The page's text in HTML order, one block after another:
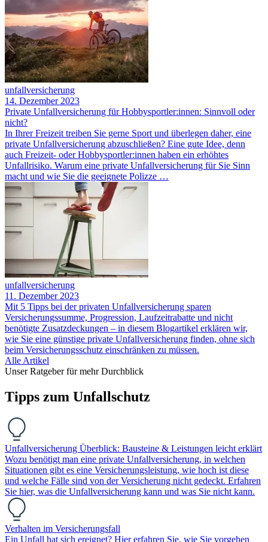
unfallversicherung
14. Dezember 2023
Private Unfallversicherung für Hobbysportler:innen: Sinnvoll oder
nicht?
In Ihrer Freizeit treiben Sie gerne Sport und überlegen daher, eine
private Unfallversicherung abzuschließen? Eine gute Idee, denn
auch Freizeit- oder Hobbysportler:innen haben ein erhöhtes
Unfallrisiko. Warum eine private Unfallversicherung für Sie Sinn
macht und wie Sie die geeignete Polizze …
unfallversicherung
11. Dezember 2023
Mit 5 Tipps bei der privaten Unfallversicherung sparen
Versicherungssumme, Progression, Laufzeitrabatte und nicht
benötigte Zusatzdeckungen – in diesem Blogartikel erklären wir,
wie Sie eine günstige private Unfallversicherung finden, ohne sich
beim Versicherungsschutz einschränken zu müssen.
Alle Artikel
Unser Ratgeber für mehr Durchblick
Tipps zum Unfallschutz
Unfallversicherung Überblick: Bausteine & Leistungen leicht erklärt
Wozu benötigt man eine private Unfallversicherung, in welchen
Situationen gibt es eine Versicherungsleistung, wie hoch ist diese
und welche Fälle sind von der Versicherung nicht gedeckt. Erfahren
Sie hier, was die Unfallversicherung kann und was Sie nicht kann.
Verhalten im Versicherungsfall
Ein Unfall hat sich ereignet? Hier erfahren Sie, wie Sie vorgehen